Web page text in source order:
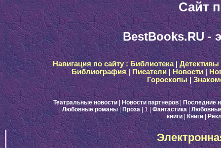
Сайт
BestBooks.RU -
Навигация по сайту : Библиотека|Детективы
Библиография| Писатели|Новости |
Гороскопы|
Театральные новости|Новости партнеров| Последние
|Любовные романы |Проза| 1 Фантастика|
книги| Книги|